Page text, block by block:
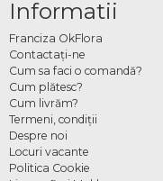
Informatii
Franciza OkFlora
Contactaţi-ne
Cum sa faci o comandă?
Cum plătesc?
Cum livrăm?
Termeni, condiţii
Despre noi
Locuri vacante
Politica Cookie